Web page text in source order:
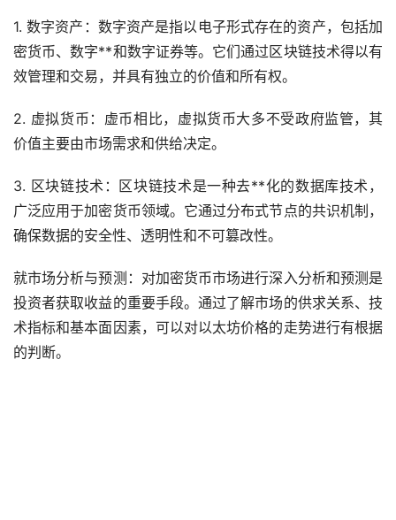
1. 数字资产：数字资产是指以电子形式存在的资产，包括加
密货币、数字**和数字证券等。它们通过区块链技术得以有
效管理和交易，并具有独立的价值和所有权。
2. 虚拟货币 ：虚币相比，虚拟货币大多不受政府监管，其
价值主要由市场需求和供给决定。
3. 区块链技术：区块链技术是一种去**化的数据库技术，
广泛应用于加密货币领域。它通过分布式节点的共识机制，
确保数据的安全性、透明性和不可篡改性。
就市场分析与预测：对加密货币市场进行深入分析和预测是
投资者获取收益的重要手段。通过了解市场的供求关系、技
术指标和基本面因素，可以对以太坊价格的走势进行有根据
的判断。